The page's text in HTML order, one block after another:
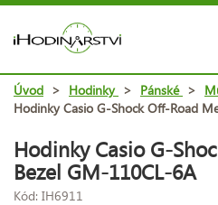
Úvod > Hodinky > Pánské >
Hodinky Casio G-Shock Off-Road
Hodinky Casio G-
Bezel GM-110CL-6A
Kód: IH6911